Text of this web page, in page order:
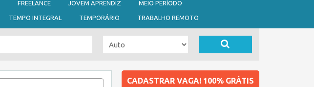
FREELANCE JOVEM APRENDIZ MEIO PERÍODO
TEMPO INTEGRAL TEMPORÁRIO TRABALHO REMOTO
CADASTRAR VAGA! 100% GRÁTIS